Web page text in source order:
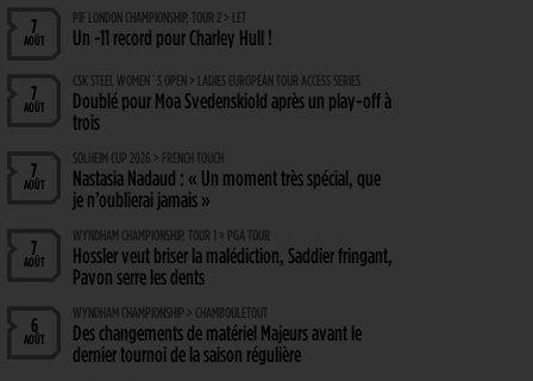
7
AOÛT
PIF LONDON CHAMPIONSHIP, TOUR 2 > LET
Un -11 record pour Charley Hull !
7
AOÛT
CSK STEEL WOMEN´S OPEN > LADIES EUROPEAN TOUR ACCESS SERIES
Doublé pour Moa Svedenskiold après un play-off à
trois
7
AOÛT
SOLHEIM CUP 2026 > FRENCH TOUCH
Nastasia Nadaud : « Un moment très spécial, que
je n’oublierai jamais »
7
AOÛT
WYNDHAM CHAMPIONSHIP, TOUR 1 > PGA TOUR
Hossler veut briser la malédiction, Saddier fringant,
Pavon serre les dents
6
AOÛT
WYNDHAM CHAMPIONSHIP > CHAMBOULETOUT
Des changements de matériel Majeurs avant le
dernier tournoi de la saison régulière